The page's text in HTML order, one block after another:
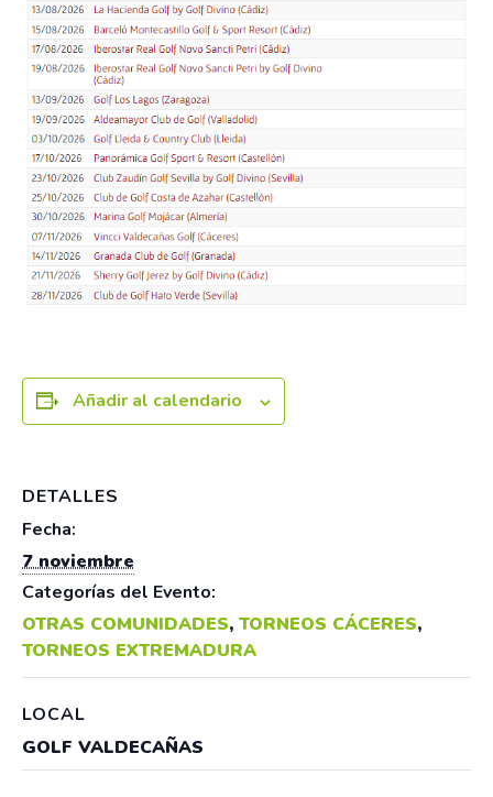
Añadir al calendario
DETALLES
Fecha:
7 noviembre
Categorías del Evento:
OTRAS COMUNIDADES, TORNEOS CÁCERES,
TORNEOS EXTREMADURA
LOCAL
GOLF VALDECAÑAS